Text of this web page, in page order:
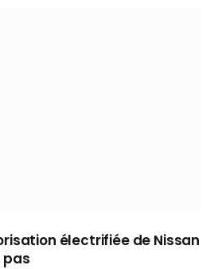
électrifiée de Nissan
pas